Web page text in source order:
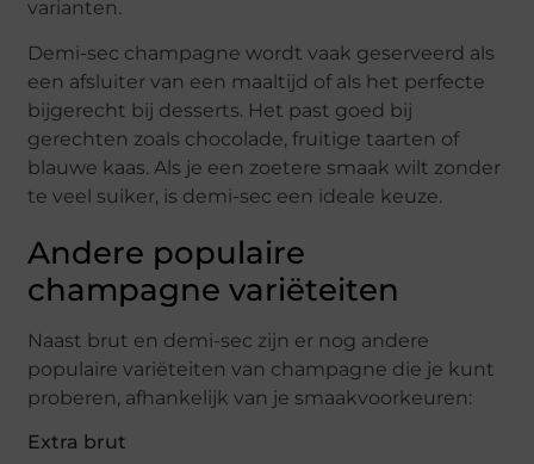
varianten.
Demi-sec champagne wordt vaak geserveerd als
een afsluiter van een maaltijd of als het perfecte
bijgerecht bij desserts. Het past goed bij
gerechten zoals chocolade, fruitige taarten of
blauwe kaas. Als je een zoetere smaak wilt zonder
te veel suiker, is demi-sec een ideale keuze.
Andere populaire
champagne variëteiten
Naast brut en demi-sec zijn er nog andere
populaire variëteiten van champagne die je kunt
proberen, afhankelijk van je smaakvoorkeuren:
Extra brut